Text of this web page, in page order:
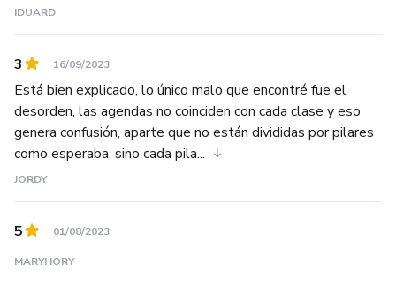
IDUARD
3 16/09/2023
Está bien explicado, lo único malo que encontré fue el
desorden, las agendas no coinciden con cada clase y eso
genera confusión, aparte que no están divididas por pilares
como esperaba, sino cada pila...
JORDY
5 01/08/2023
MARYHORY